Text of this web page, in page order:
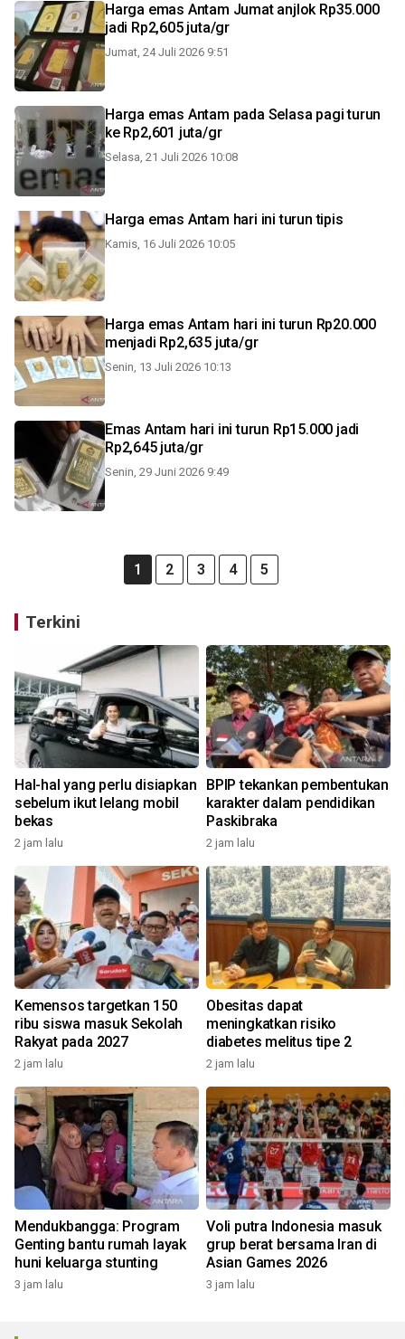
Harga emas Antam Jumat anjlok Rp35.000
jadi Rp2,605 juta/gr
Jumat, 24 Juli 2026 9:51
Harga emas Antam pada Selasa pagi turun
ke Rp2,601 juta/gr
Selasa, 21 Juli 2026 10:08
Harga emas Antam hari ini turun tipis
Kamis, 16 Juli 2026 10:05
Harga emas Antam hari ini turun Rp20.000
menjadi Rp2,635 juta/gr
Senin, 13 Juli 2026 10:13
Emas Antam hari ini turun Rp15.000 jadi
Rp2,645 juta/gr
Senin, 29 Juni 2026 9:49
1 2 3 4 5
Terkini
Hal-hal yang perlu disiapkan
sebelum ikut lelang mobil
bekas
2 jam lalu
BPIP tekankan pembentukan
karakter dalam pendidikan
Paskibraka
2 jam lalu
Kemensos targetkan 150
ribu siswa masuk Sekolah
Rakyat pada 2027
2 jam lalu
Obesitas dapat
meningkatkan risiko
diabetes melitus tipe 2
2 jam lalu
Mendukbangga: Program
Genting bantu rumah layak
huni keluarga stunting
3 jam lalu
Voli putra Indonesia masuk
grup berat bersama Iran di
Asian Games 2026
3 jam lalu